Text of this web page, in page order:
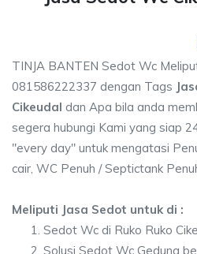
TINJA BANTEN Sedot Wc
081586222337 dengan Tags
Cikeudal dan Apa bila anda
segera hubungi Kami yang siap
"every day" untuk mengatasi
cair, WC Penuh / Septictank
Meliputi Jasa Sedot untuk di :
Sedot Wc di Ruko Ruko
Solusi Sedot Wc Gedung